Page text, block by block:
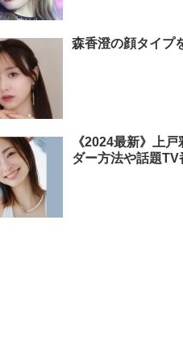
森香澄の顔タイプ
《2024最新》上
ダー方法や話題